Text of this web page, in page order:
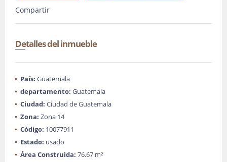
Compartir
Detalles del inmueble
País: Guatemala
departamento: Guatemala
Ciudad: Ciudad de Guatemala
Zona: Zona 14
Código: 10077911
Estado: usado
Área Construida: 76.67 m²